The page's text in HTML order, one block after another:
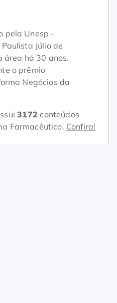
pela Unesp -
Júlio de
área há 30 anos.
o prêmio
Negócios da
3172 conteúdos
Farmacêutico. Confira!